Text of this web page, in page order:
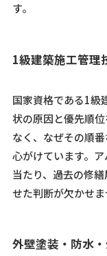
す。
1級建築施工管理
国家資格である1級
状の原因と優先順
なく、なぜその順
心がけています。
当たり、過去の修
せた判断が欠かせま
外壁塗装・防水